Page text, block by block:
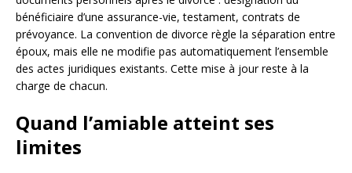
bénéficiaire d’une assurance-vie, testament, contrats de
prévoyance. La convention de divorce règle la séparation entre
époux, mais elle ne modifie pas automatiquement l’ensemble
des actes juridiques existants. Cette mise à jour reste à la
charge de chacun.
Quand l’amiable atteint ses
limites